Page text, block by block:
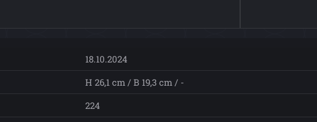
18.10.2024
H 26,1 cm / B 19,3 cm / -
224